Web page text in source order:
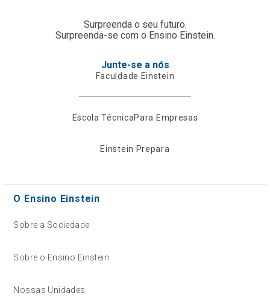
Surpreenda o seu futuro.
Surpreenda-se com o Ensino Einstein.
Junte-se a nós
Faculdade Einstein
Escola TécnicaPara Empresas
Einstein Prepara
O Ensino Einstein
Sobre a Sociedade
Sobre o Ensino Einstein
Nossas Unidades